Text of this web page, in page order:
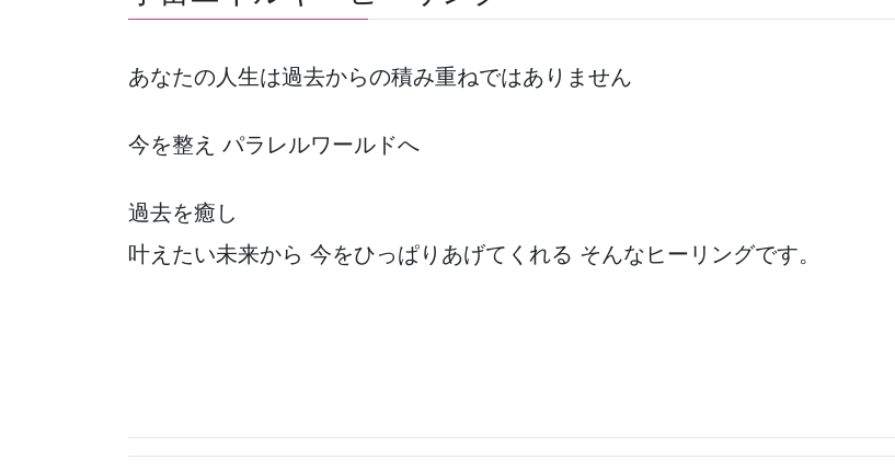
あなたの人生は過去からの積み重ねではありません
今を整え パラレルワールドへ
過去を癒し
叶えたい未来から 今をひっぱりあげてくれる そんなヒーリングです。